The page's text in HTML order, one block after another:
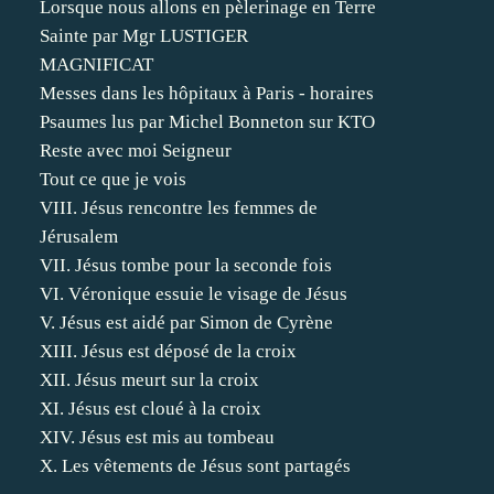
Lorsque nous allons en pèlerinage en Terre
Sainte par Mgr LUSTIGER
MAGNIFICAT
Messes dans les hôpitaux à Paris - horaires
Psaumes lus par Michel Bonneton sur KTO
Reste avec moi Seigneur
Tout ce que je vois
VIII. Jésus rencontre les femmes de
Jérusalem
VII. Jésus tombe pour la seconde fois
VI. Véronique essuie le visage de Jésus
V. Jésus est aidé par Simon de Cyrène
XIII. Jésus est déposé de la croix
XII. Jésus meurt sur la croix
XI. Jésus est cloué à la croix
XIV. Jésus est mis au tombeau
X. Les vêtements de Jésus sont partagés